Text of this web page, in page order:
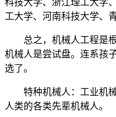
科技大学、浙江理工大学
工大学、河南科技大学、
总之，机械人工程是根
机械人是尝试盘。连系孩
选了。
特种机械人：工业机械
人类的各类先辈机械人。